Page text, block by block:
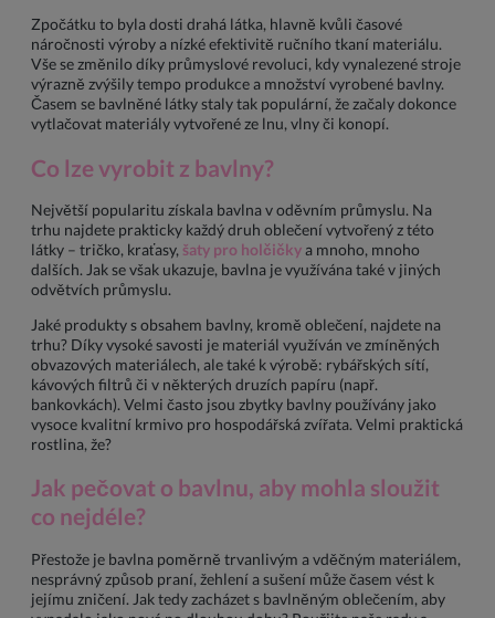
Zpočátku to byla dosti drahá látka, hlavně kvůli časové
náročnosti výroby a nízké efektivitě ručního tkaní materiálu.
Vše se změnilo díky průmyslové revoluci, kdy vynalezené stroje
výrazně zvýšily tempo produkce a množství vyrobené bavlny.
Časem se bavlněné látky staly tak populární, že začaly dokonce
vytlačovat materiály vytvořené ze lnu, vlny či konopí.
Co lze vyrobit z bavlny?
Největší popularitu získala bavlna v oděvním průmyslu. Na
trhu najdete prakticky každý druh oblečení vytvořený z této
látky – tričko, kraťasy, šaty pro holčičkya mnoho, mnoho
dalších. Jak se však ukazuje, bavlna je využívána také v jiných
odvětvích průmyslu.
Jaké produkty s obsahem bavlny, kromě oblečení, najdete na
trhu? Díky vysoké savosti je materiál využíván ve zmíněných
obvazových materiálech, ale také k výrobě: rybářských sítí,
kávových filtrů či v některých druzích papíru (např.
bankovkách). Velmi často jsou zbytky bavlny používány jako
vysoce kvalitní krmivo pro hospodářská zvířata. Velmi praktická
rostlina, že?
Jak pečovat o bavlnu, aby mohla sloužit
co nejdéle?
Přestože je bavlna poměrně trvanlivým a vděčným materiálem,
nesprávný způsob praní, žehlení a sušení může časem vést k
jejímu zničení. Jak tedy zacházet s bavlněným oblečením, aby